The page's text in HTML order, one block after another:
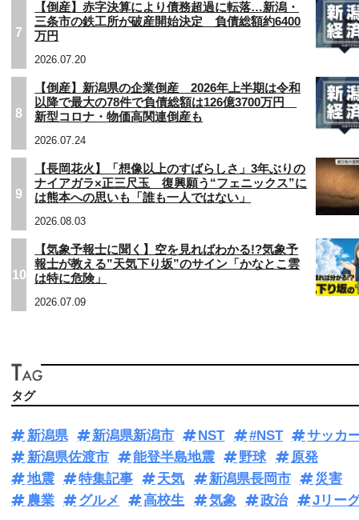
7
【倒産】赤字決算により債務超過に転落…新潟・
三条市の鉄工所が破産開始決定 負債総額約6400
万円
2026.07.20
8
【倒産】新潟県の企業倒産 2026年上半期は令和
以降で最大の78件で負債総額は126億3700万円
新型コロナ・物価高関連倒産も
2026.07.24
9
【長岡花火】「想像以上のすばらしさ」3年ぶりの
ナイアガラ×正三尺玉 復興願う“フェニックス”に
は熊本への思いも「誰も一人ではない」
2026.08.03
10
【気象予報士に聞く】空を見ればわかる!?気象予
報士が教える”天気下り坂”のサイン「かなとこ雲
は特に危険」
2026.07.09
タグ
新潟県 新潟県新潟市 NST #NST
サッカ
新潟県佐渡市
能登半島地震 野球
原発
地震
特集記事 天気 新潟県長岡市
災害
農業
グルメ 高校生 気象 政治 Jリー